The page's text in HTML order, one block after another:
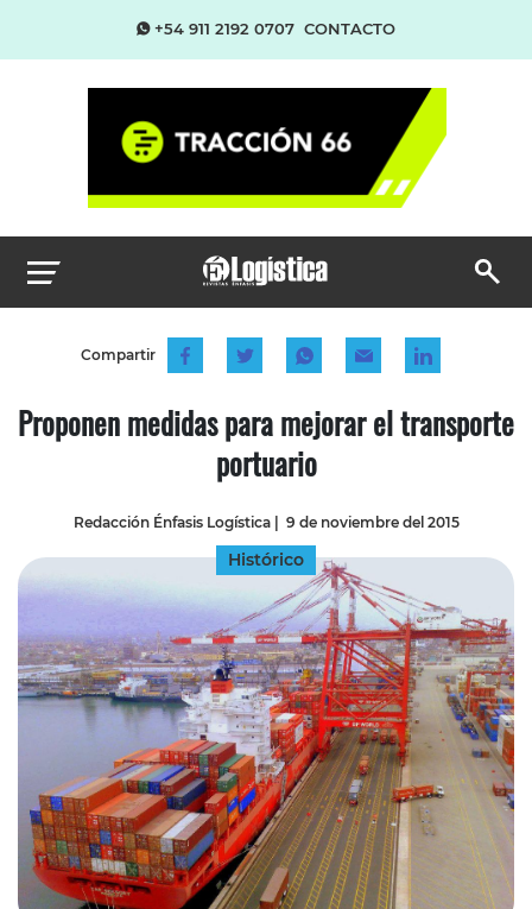
+54 911 2192 0707 CONTACTO
Compartir
Proponen medidas para mejorar el transporte
portuario
Redacción Énfasis Logística| 9 de noviembre del 2015
Histórico